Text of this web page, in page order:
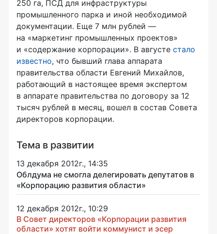
250 га, ПСД для инфраструктуры
промышленного парка и иной необходимой
документации. Еще 7 млн рублей —
на «маркетинг промышленных проектов»
и «содержание корпорации». В августе стало
известно, что бывший глава аппарата
правительства области Евгений Михайлов,
работающий в настоящее время экспертом
в аппарате правительства по договору за 12
тысяч рублей в месяц, вошел в состав Совета
директоров корпорации.
Тема в развитии
13 декабря 2012г., 14:35
Облдума не смогла делегировать депутатов в
«Корпорацию развития области»
12 декабря 2012г., 10:29
В Совет директоров «Корпорации развития
области» хотят войти коммунист и эсер